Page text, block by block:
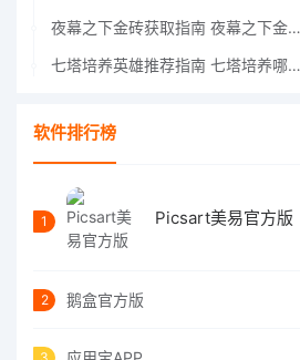
夜幕之下金砖获取指南 夜幕之下金砖获取方法
七塔培养英雄推荐指南 七塔培养哪个英雄好
软件排行榜
1 Picsart美易官方版
2 鹅盒官方版
3